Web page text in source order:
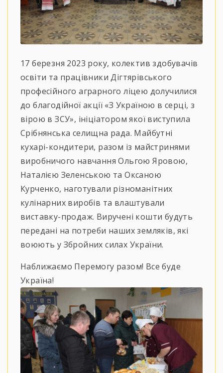
17 березня 2023 року, колектив здобувачів
освіти та працівники Дігтярівського
професійного аграрного ліцею долучилися
до благодійної акції «З Україною в серці, з
вірою в ЗСУ», ініціатором якої виступила
Срібнянська селищна рада. Майбутні
кухарі-кондитери, разом із майстринями
виробничого навчання Ольгою Яровою,
Наталією Зеленською та Оксаною
Курченко, наготували різноманітних
кулінарних виробів та влаштували
виставку-продаж. Виручені кошти будуть
передані на потреби наших земляків, які
воюють у Збройних силах України.
Наближаємо Перемогу разом! Все буде
Україна!